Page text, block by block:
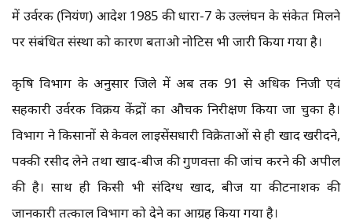
में उर्वरक (नियंत्रण) आदेश 1985 की धारा-7 के उल्लंघन के संकेत मिलने
पर संबंधित संस्था को कारण बताओ नोटिस भी जारी किया गया है।
कृषि विभाग के अनुसार जिले में अब तक 91 से अधिक निजी एवं
सहकारी उर्वरक विक्रय केंद्रों का औचक निरीक्षण किया जा चुका है।
विभाग ने किसानों से केवल लाइसेंसधारी विक्रेताओं से ही खाद खरीदने,
पक्की रसीद लेने तथा खाद-बीज की गुणवत्ता की जांच करने की अपील
की है। साथ ही किसी भी संदिग्ध खाद, बीज या कीटनाशक की
जानकारी तत्काल विभाग को देने का आग्रह किया गया है।